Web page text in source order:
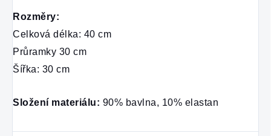
Rozměry:
Celková délka: 40 cm
Průramky 30 cm
Šířka: 30 cm
Složení materiálu: 90% bavlna, 10% elastan